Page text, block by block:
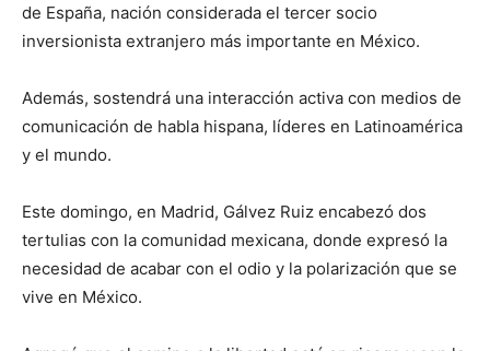
de España, nación considerada el tercer socio
inversionista extranjero más importante en México.
Además, sostendrá una interacción activa con medios de
comunicación de habla hispana, líderes en Latinoamérica
y el mundo.
Este domingo, en Madrid, Gálvez Ruiz encabezó dos
tertulias con la comunidad mexicana, donde expresó la
necesidad de acabar con el odio y la polarización que se
vive en México.